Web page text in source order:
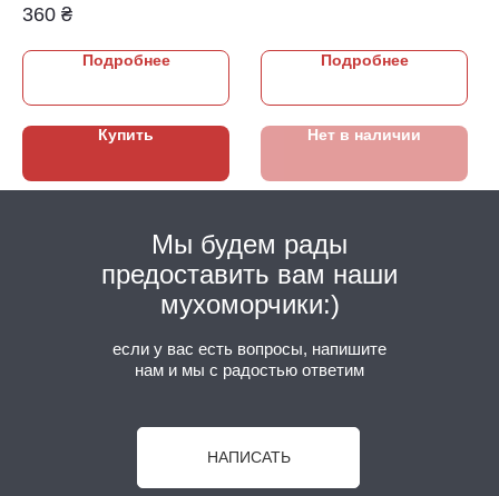
360 ₴
Подробнее
Купить
Подробнее
Нет в наличии
Мы будем рады
предоставить вам наши
мухоморчики:)
если у вас есть вопросы, напишите
нам и мы с радостью ответим
НАПИСАТЬ